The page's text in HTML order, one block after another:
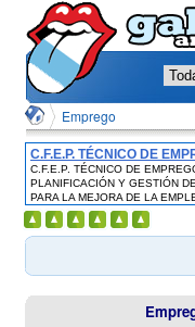
Emprego
C.F.E.P. TÉCNICO DE
PLANIFICACIÓN Y
PROYECTOS PARA LA
EMPLEABILIDAD
C.F.E.P. TÉCNICO DE
PLANIFICACIÓN Y GESTIÓN
PARA LA MEJORA DE LA